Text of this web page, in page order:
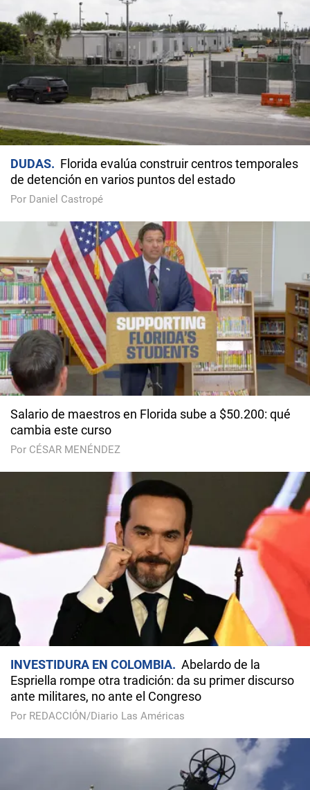
DUDAS
Florida evalúa construir centros temporales
de detención en varios puntos del estado
Por Daniel Castropé
Salario de maestros en Florida sube a $50.200: qué
cambia este curso
Por CÉSAR MENÉNDEZ
INVESTIDURA EN COLOMBIA
Abelardo de la
Espriella rompe otra tradición: da su primer discurso
ante militares, no ante el Congreso
Por REDACCIÓN/Diario Las Américas